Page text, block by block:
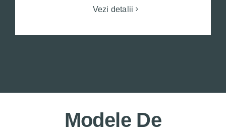
Vezi detalii
Modele De